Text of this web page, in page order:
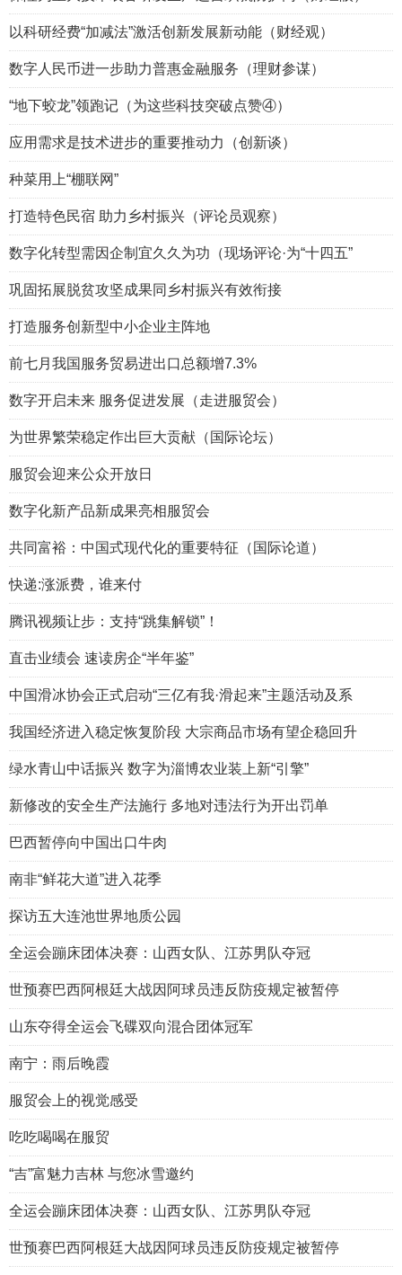
以科研经费“加减法”激活创新发展新动能（财经观）
数字人民币进一步助力普惠金融服务（理财参谋）
“地下蛟龙”领跑记（为这些科技突破点赞④）
应用需求是技术进步的重要推动力（创新谈）
种菜用上“棚联网”
打造特色民宿 助力乡村振兴（评论员观察）
数字化转型需因企制宜久久为功（现场评论·为“十四五”
巩固拓展脱贫攻坚成果同乡村振兴有效衔接
打造服务创新型中小企业主阵地
前七月我国服务贸易进出口总额增7.3%
数字开启未来 服务促进发展（走进服贸会）
为世界繁荣稳定作出巨大贡献（国际论坛）
服贸会迎来公众开放日
数字化新产品新成果亮相服贸会
共同富裕：中国式现代化的重要特征（国际论道）
快递:涨派费，谁来付
腾讯视频让步：支持“跳集解锁”！
直击业绩会 速读房企“半年鉴”
中国滑冰协会正式启动“三亿有我·滑起来”主题活动及系
我国经济进入稳定恢复阶段 大宗商品市场有望企稳回升
绿水青山中话振兴 数字为淄博农业装上新“引擎”
新修改的安全生产法施行 多地对违法行为开出罚单
巴西暂停向中国出口牛肉
南非“鲜花大道”进入花季
探访五大连池世界地质公园
全运会蹦床团体决赛：山西女队、江苏男队夺冠
世预赛巴西阿根廷大战因阿球员违反防疫规定被暂停
山东夺得全运会飞碟双向混合团体冠军
南宁：雨后晚霞
服贸会上的视觉感受
吃吃喝喝在服贸
“吉”富魅力吉林 与您冰雪邀约
全运会蹦床团体决赛：山西女队、江苏男队夺冠
世预赛巴西阿根廷大战因阿球员违反防疫规定被暂停